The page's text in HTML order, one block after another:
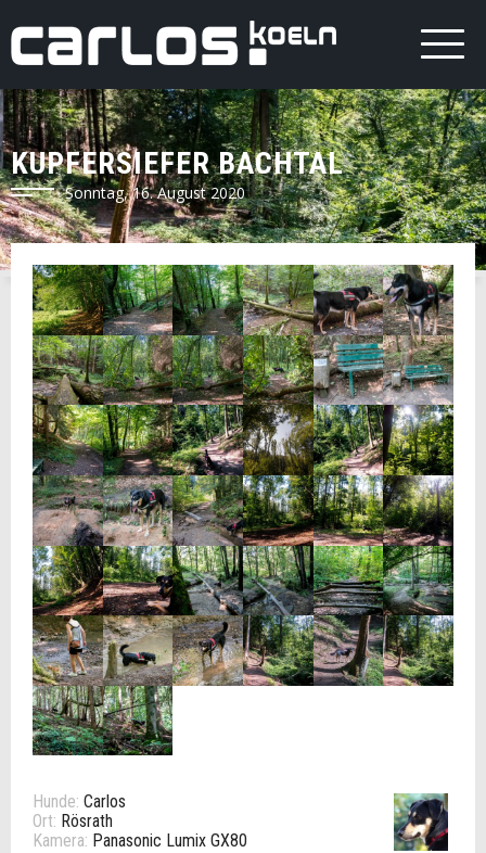
KUPFERSIEFER BACHTAL
Sonntag, 16. August 2020
Hunde: Carlos
Ort: Rösrath
Kamera: Panasonic Lumix GX80